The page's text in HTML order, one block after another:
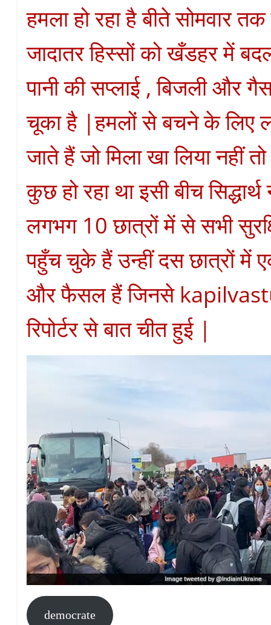
हमला हो रहा है बीते सोमवार
जादातर हिस्सों को खँडहर में
पानी की सप्लाई , बिजली और
चूका है |हमलों से बचने के लिए
जाते हैं जो मिला खा लिया नहीं
कुछ हो रहा था इसी बीच
लगभग 10 छात्रों में से सभी
पहुँच चुके हैं उन्हीं दस छात्रों में
और फैसल हैं जिनसे
रिपोर्टर से बात चीत हुई |
democrate